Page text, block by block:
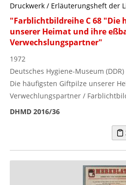
Druckwerk / Erläuterungsheft der
"Farblichtbildreihe C 68 "Die
unserer Heimat und ihre
Verwechslungspartner"
1972
Deutsches Hygiene-Museum (DDR)
Die häufigsten Giftpilze unserer
Verwechlungspartner /
DHMD 2016/36